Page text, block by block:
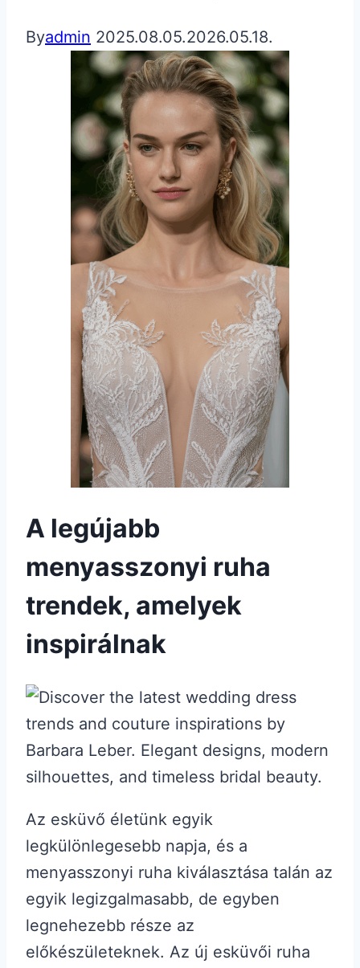
Byadmin 2025.08.05.2026.05.18.
A legújabb
menyasszonyi ruha
trendek, amelyek
inspirálnak
Az esküvő életünk egyik
legkülönlegesebb napja, és a
menyasszonyi ruha kiválasztása talán az
egyik legizgalmasabb, de egyben
legnehezebb része az
előkészületeknek. Az új esküvői ruha